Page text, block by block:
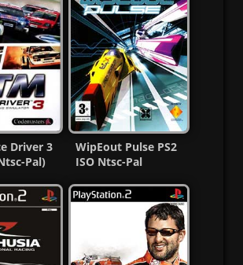
Driver 3
Pal)
WipEout Pulse PS2
ISO Ntsc-Pal